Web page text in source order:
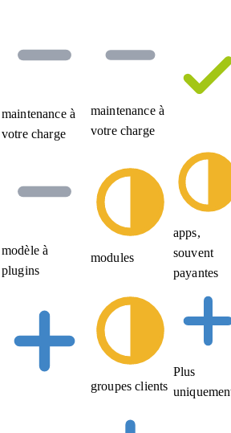
maintenance à
votre charge
maintenance à
votre charge
modèle à
plugins
modules
apps,
souvent
payantes
groupes clients
Plus